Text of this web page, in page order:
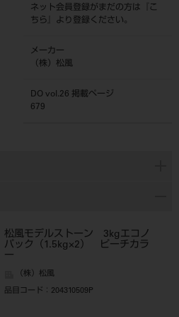
ネット会員登録がまだの方は『
こ
ちら
』より登録ください。
メーカー
（株）松風
DO vol.26 掲載ページ
679
松風モデルストーン 3kgエコノ
パック（1.5kg×2） ピーチカラ
ー
（株）松風
品目コード ：204310509P